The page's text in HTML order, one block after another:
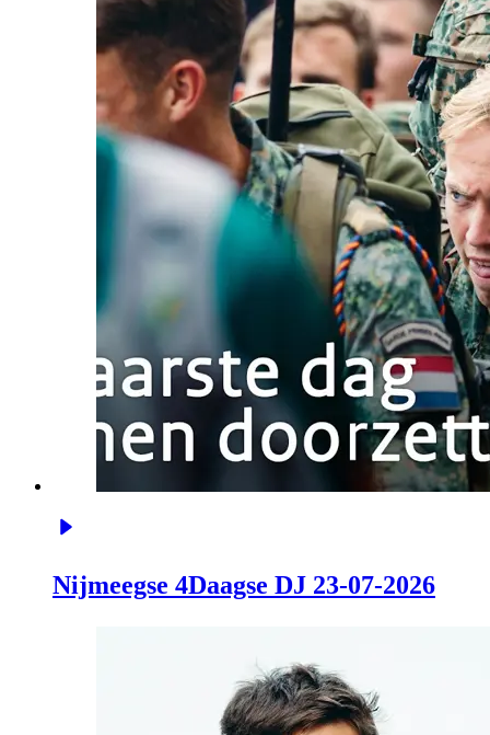
Nijmeegse 4Daagse DJ 23-07-2026